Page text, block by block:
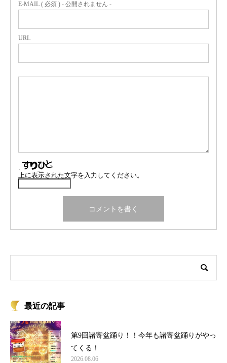
E-MAIL ( 必須 ) - 公開されません -
URL
上に表示された文字を入力してください。
最近の記事
第9回諸寄盆踊り！！今年も諸寄盆踊りがやっ
てくる！
2026.08.06